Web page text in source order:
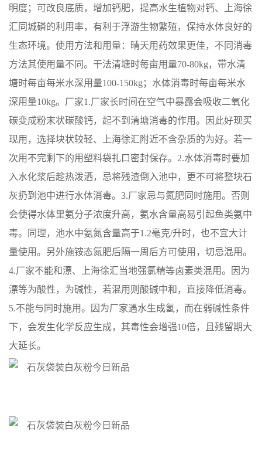
明度；可改良底质，增加钙肥，提高水生植物对钙、上海徐
汇同城磷的利用率，有利于浮游生物繁殖，保持水体良好的
生态环境。使用方法和用量：晴天用药效果更佳，不同消毒
方法其使用量不同。干法清塘时每亩用量70-80kg，带水清
塘时每亩每米水深用量100-150kg；水体消毒时每亩每米水
深用量10kg。厂家1.厂家长时间在空气中暴露会吸收二氧化
碳变成粉末状碳酸钙，起不到清塘消毒的作用。因此好现买
现用，选择块状较轻、上海徐汇附近不含杂质的为好。若一
次用不完剩下的用塑料袋扎口密封保存。2.水体消毒时要加
入水化浆后趁热泼洒，忌将残渣倒入池中，更不可将整块石
灰扔到池中进行水体消毒。3.厂家忌与氮肥同时施用。否则
会使得水体里氨分子浓度升高，氨水含量高易引起鱼类氨中
毒。同理，池水中氨氮含量高于1.2毫克/升时，也不宜大计
量使用。另外施铵态氮肥后隔一周后方可使用，切忌混用。
4.厂家不能和漂、上海徐汇当地强氯精等卤素类混用。因为
漂等为酸性，为碱性，若混用则酸碱中和，直接降低消毒。
5.不能与同时施用。因为厂家遇水生成氢，而在弱碱性条件
下，会发生化学反应生成，其毒性会增强10倍，且残留期大
大延长。